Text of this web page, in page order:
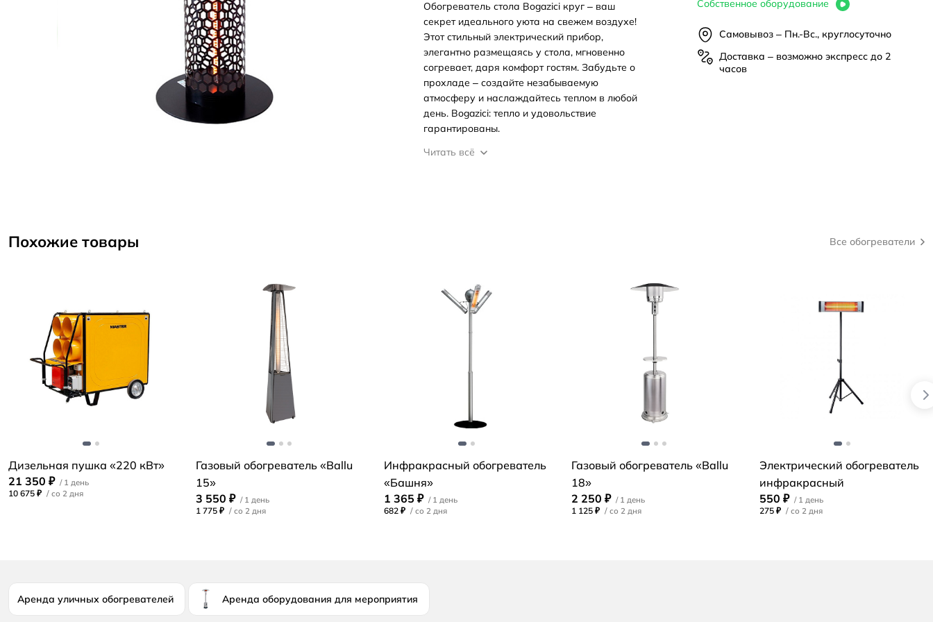
Обогреватель стола Bogazici круг – ваш
секрет идеального уюта на свежем воздухе!
Этот стильный электрический прибор,
элегантно размещаясь у стола, мгновенно
согревает, даря комфорт гостям. Забудьте о
прохладе – создайте незабываемую
атмосферу и наслаждайтесь теплом в любой
день. Bogazici: тепло и удовольствие
гарантированы.
Читать всё
Собственное оборудование
Самовывоз – Пн.-Вс., круглосуточно
Доставка – возможно экспресс до 2
часов
Похожие товары Все обогреватели
Дизельная пушка «220 кВт»
21 350 ₽
10 675 ₽ /
Газовый обогреватель «Ballu
15»
3 550 ₽
1 775 ₽ /
Инфракрасный обогреватель
«Башня»
1 365 ₽
682 ₽ /
Газовый обогреватель «Ballu
18»
2 250 ₽
1 125 ₽ /
Электрический обогреватель
инфракрасный
550 ₽
275 ₽ /
Аренда уличных обогревателей Аренда оборудования для мероприятия